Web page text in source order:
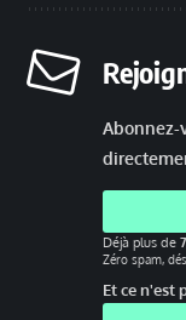
Abonnez-
Déjà plus de
Zéro spam,
Et ce n'est